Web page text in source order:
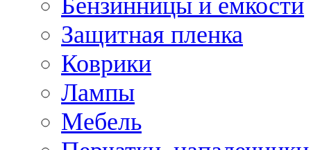
Защитная пленка
Коврики
Лампы
Мебель